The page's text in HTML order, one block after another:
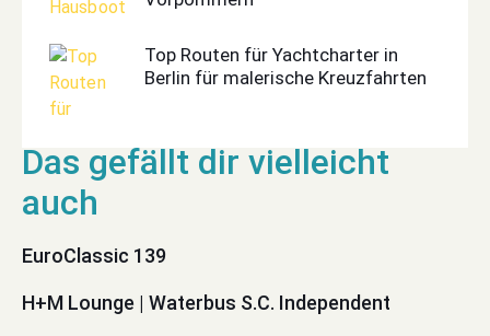
Top Routen für Yachtcharter in
Berlin für malerische Kreuzfahrten
EuroClassic 139
H+M Lounge | Waterbus S.C. Independent